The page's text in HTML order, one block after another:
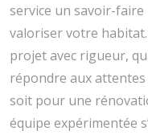
service un savoir-
valoriser votre
projet avec rigueur,
répondre aux attentes
soit pour une
équipe expérimentée